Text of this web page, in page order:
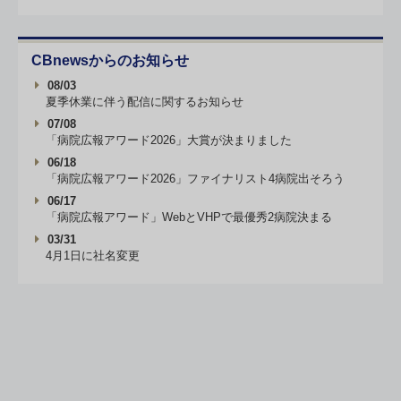
CBnewsからのお知らせ
08/03
夏季休業に伴う配信に関するお知らせ
07/08
「病院広報アワード2026」大賞が決まりました
06/18
「病院広報アワード2026」ファイナリスト4病院出そろう
06/17
「病院広報アワード」WebとVHPで最優秀2病院決まる
03/31
4月1日に社名変更